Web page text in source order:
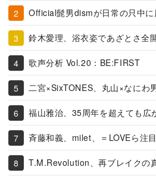
Official髭男dismが日常の只中
鈴木愛理、浴衣姿であざとさ全
歌声分析 Vol.20：BE:FIRST
二宮×SixTONES、丸山×なにわ
福山雅治、35周年を超えても広
斉藤和義、milet、＝LOVEら注
T.M.Revolution、再ブレイクの